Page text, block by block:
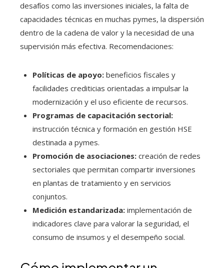
desafíos como las inversiones iniciales, la falta de
capacidades técnicas en muchas pymes, la dispersión
dentro de la cadena de valor y la necesidad de una
supervisión más efectiva. Recomendaciones:
Políticas de apoyo: beneficios fiscales y
facilidades crediticias orientadas a impulsar la
modernización y el uso eficiente de recursos.
Programas de capacitación sectorial:
instrucción técnica y formación en gestión HSE
destinada a pymes.
Promoción de asociaciones: creación de redes
sectoriales que permitan compartir inversiones
en plantas de tratamiento y en servicios
conjuntos.
Medición estandarizada: implementación de
indicadores clave para valorar la seguridad, el
consumo de insumos y el desempeño social.